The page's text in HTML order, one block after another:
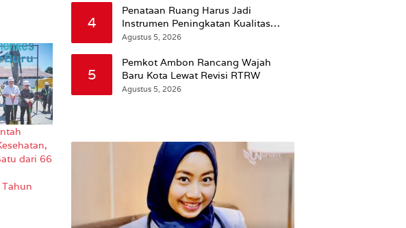
dari 66
4
Penataan Ruang Harus Jadi
Instrumen Peningkatan Kualitas
Hidup Masyarakat, Wattimena:
Susun RDTR Sebagai Dasar Hukum
Agustus 5, 2026
5
Pemkot Ambon Rancang Wajah
Baru Kota Lewat Revisi RTRW
Agustus 5, 2026